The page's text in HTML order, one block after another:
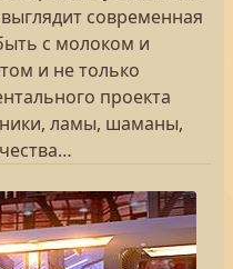
современная
с молоком и
и не только
проекта
ламы, шаманы,